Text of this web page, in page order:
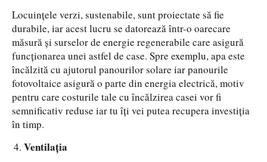
Locuințele verzi, sustenabile, sunt proiectate să fie
durabile, iar acest lucru se datorează într-o oarecare
măsură și surselor de energie regenerabile care asigură
funcționarea unei astfel de case. Spre exemplu, apa este
încălzită cu ajutorul panourilor solare iar panourile
fotovoltaice asigură o parte din energia electrică, motiv
pentru care costurile tale cu încălzirea casei vor fi
semnificativ reduse iar tu îți vei putea recupera investiția
în timp.
Ventilația